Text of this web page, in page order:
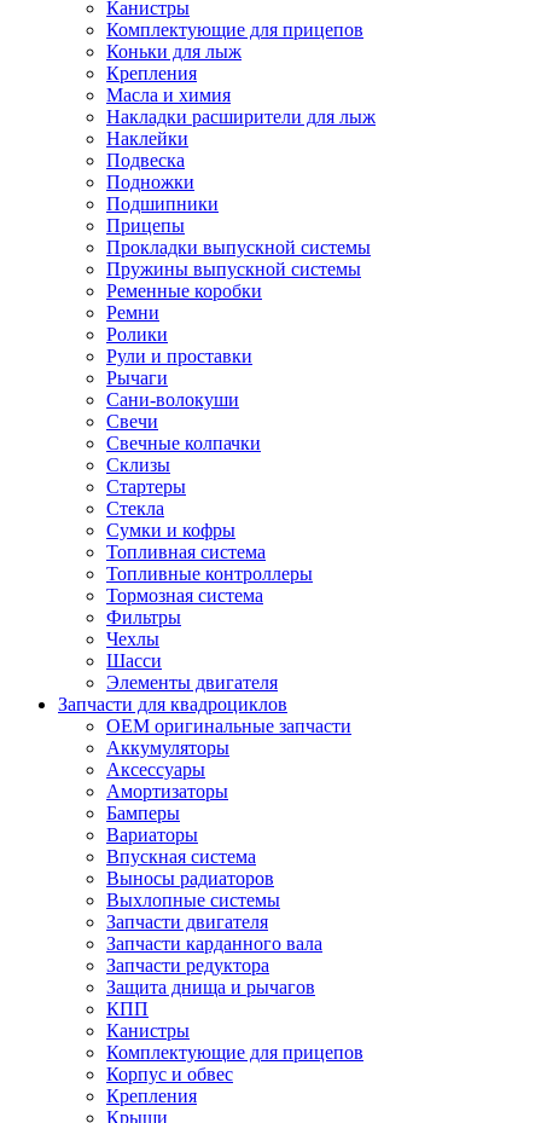
Канистры
Комплектующие для прицепов
Коньки для лыж
Крепления
Масла и химия
Накладки расширители для лыж
Наклейки
Подвеска
Подножки
Подшипники
Прицепы
Прокладки выпускной системы
Пружины выпускной системы
Ременные коробки
Ремни
Ролики
Рули и проставки
Рычаги
Сани-волокуши
Свечи
Свечные колпачки
Склизы
Стартеры
Стекла
Сумки и кофры
Топливная система
Топливные контроллеры
Тормозная система
Фильтры
Чехлы
Шасси
Элементы двигателя
Запчасти для квадроциклов
OEM оригинальные запчасти
Аккумуляторы
Аксессуары
Амортизаторы
Бамперы
Вариаторы
Впускная система
Выносы радиаторов
Выхлопные системы
Запчасти двигателя
Запчасти карданного вала
Запчасти редуктора
Защита днища и рычагов
КПП
Канистры
Комплектующие для прицепов
Корпус и обвес
Крепления
Крыши